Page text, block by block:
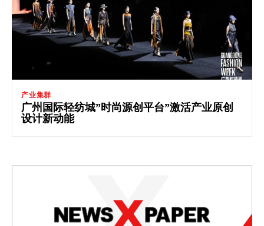
产业集群
广州国际轻纺城”时尚源创平台”激活产业原创
设计新动能